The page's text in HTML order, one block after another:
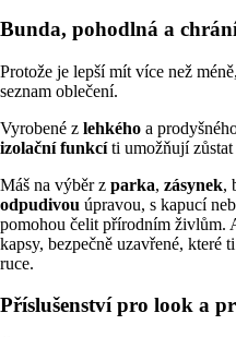
Bunda, pohodlná a
Protože je lepší mít více než
seznam oblečení.
Vyrobené z lehkého a
izolační funkcíti umožňují zůstat
Máš na výběr z parka, zásynek,
odpudivou úpravou, s kapucí
pomohou čelit přírodním živlům.
kapsy, bezpečně uzavřené, které
ruce.
Příslušenství pro look a